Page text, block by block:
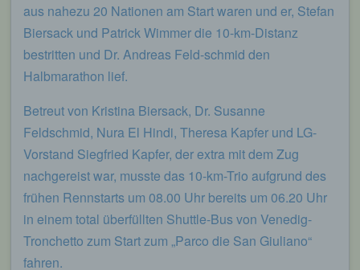
aus nahezu 20 Nationen am Start waren und er, Stefan
Biersack und Patrick Wimmer die 10-km-Distanz
bestritten und Dr. Andreas Feld-schmid den
Halbmarathon lief.
Betreut von Kristina Biersack, Dr. Susanne
Feldschmid, Nura El Hindi, Theresa Kapfer und LG-
Vorstand Siegfried Kapfer, der extra mit dem Zug
nachgereist war, musste das 10-km-Trio aufgrund des
frühen Rennstarts um 08.00 Uhr bereits um 06.20 Uhr
in einem total überfüllten Shuttle-Bus von Venedig-
Tronchetto zum Start zum „Parco die San Giuliano“
fahren.